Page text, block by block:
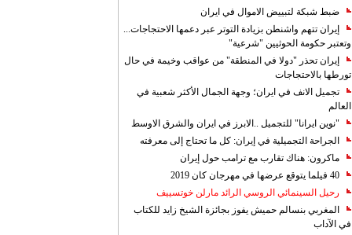
ضبط شبكة لتبييض الاموال في ايران
إيران تتهم واشنطن بزيادة التوتر عبر دعمها الاحتجاجات...
وتعتبر حكومة الحوثيين "شرعية"
إيران تحذر "دولا في المنطقة" من عواقب وخيمة في حال
تورطها بالاحتجاجات
تجميل الانف في ايران؛ وجهة الجمال الأكثر شعبية في
العالم
"نوين ايرانا" للتجميل ..الابرز في ايران والشرق الاوسط
الجراحة التجميلية في إيران: كل ما تحتاج إلى معرفته
ماكرون: هناك تقارب مع ترامب حول إيران
40 فيلما يتوقع عرضها في مهرجان كان 2019
رحيل السينمائي الروسي الرائد مارلن خوتسييف
المغربي بنسالم حميش يفوز بجائزة الشيخ زايد للكتاب
في الآداب